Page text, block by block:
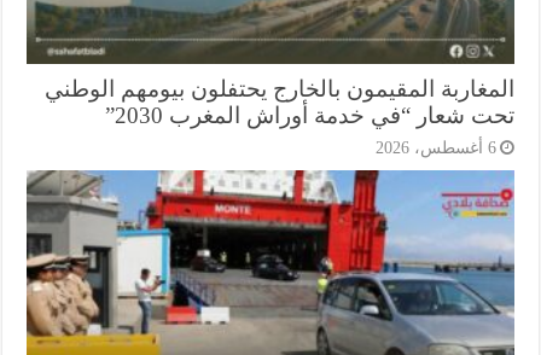
المقيمون بالخارج يحتفلون بيومهم الوطني
شعار “في خدمة أوراش المغرب 2030”